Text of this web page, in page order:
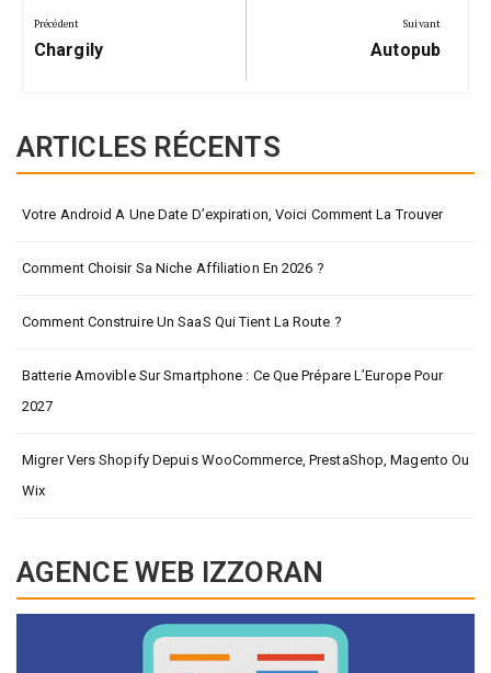
de
l’article
Précédent
Précédent:
Chargily
Suivant
Suivant:
Autopub
ARTICLES RÉCENTS
Votre Android A Une Date D’expiration, Voici Comment La Trouver
Comment Choisir Sa Niche Affiliation En 2026 ?
Comment Construire Un SaaS Qui Tient La Route ?
Batterie Amovible Sur Smartphone : Ce Que Prépare L’Europe Pour
2027
Migrer Vers Shopify Depuis WooCommerce, PrestaShop, Magento Ou
Wix
AGENCE WEB IZZORAN